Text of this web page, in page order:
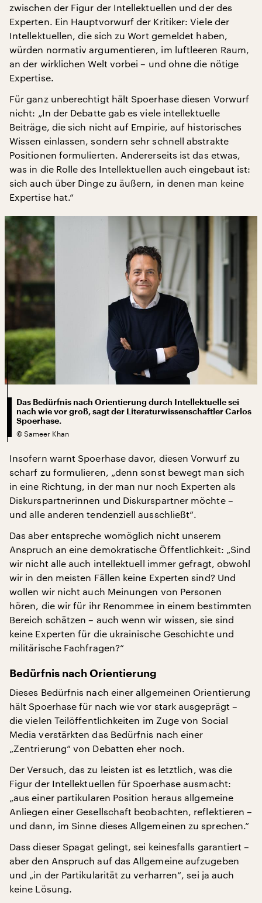
zwischen der Figur der Intellektuellen und der des
Experten. Ein Hauptvorwurf der Kritiker: Viele der
Intellektuellen, die sich zu Wort gemeldet haben,
würden normativ argumentieren, im luftleeren Raum,
an der wirklichen Welt vorbei – und ohne die nötige
Expertise.
Für ganz unberechtigt hält Spoerhase diesen Vorwurf
nicht: „In der Debatte gab es viele intellektuelle
Beiträge, die sich nicht auf Empirie, auf historisches
Wissen einlassen, sondern sehr schnell abstrakte
Positionen formulierten. Andererseits ist das etwas,
was in die Rolle des Intellektuellen auch eingebaut ist:
sich auch über Dinge zu äußern, in denen man keine
Expertise hat.“
Das Bedürfnis nach Orientierung durch Intellektuelle sei
nach wie vor groß, sagt der Literaturwissenschaftler Carlos
Spoerhase.
© Sameer Khan
Insofern warnt Spoerhase davor, diesen Vorwurf zu
scharf zu formulieren, „denn sonst bewegt man sich
in eine Richtung, in der man nur noch Experten als
Diskurspartnerinnen und Diskurspartner möchte –
und alle anderen tendenziell ausschließt“.
Das aber entspreche womöglich nicht unserem
Anspruch an eine demokratische Öffentlichkeit: „Sind
wir nicht alle auch intellektuell immer gefragt, obwohl
wir in den meisten Fällen keine Experten sind? Und
wollen wir nicht auch Meinungen von Personen
hören, die wir für ihr Renommee in einem bestimmten
Bereich schätzen – auch wenn wir wissen, sie sind
keine Experten für die ukrainische Geschichte und
militärische Fachfragen?“
Bedürfnis nach Orientierung
Dieses Bedürfnis nach einer allgemeinen Orientierung
hält Spoerhase für nach wie vor stark ausgeprägt –
die vielen Teilöffentlichkeiten im Zuge von Social
Media verstärkten das Bedürfnis nach einer
„Zentrierung“ von Debatten eher noch.
Der Versuch, das zu leisten ist es letztlich, was die
Figur der Intellektuellen für Spoerhase ausmacht:
„aus einer partikularen Position heraus allgemeine
Anliegen einer Gesellschaft beobachten, reflektieren –
und dann, im Sinne dieses Allgemeinen zu sprechen.“
Dass dieser Spagat gelingt, sei keinesfalls garantiert –
aber den Anspruch auf das Allgemeine aufzugeben
und „in der Partikularität zu verharren“, sei ja auch
keine Lösung.